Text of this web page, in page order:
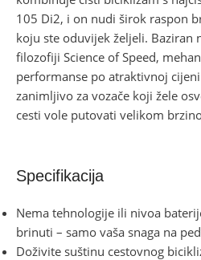
105 Di2, i on nudi širok raspon
koju ste oduvijek željeli. Baziran
filozofiji Science of Speed,
performanse po atraktivnoj
zanimljivo za vozače koji žele
cesti vole putovati velikom
Specifikacija
Nema tehnologije ili nivoa
brinuti – samo vaša snaga na
Doživite suštinu cestovnog